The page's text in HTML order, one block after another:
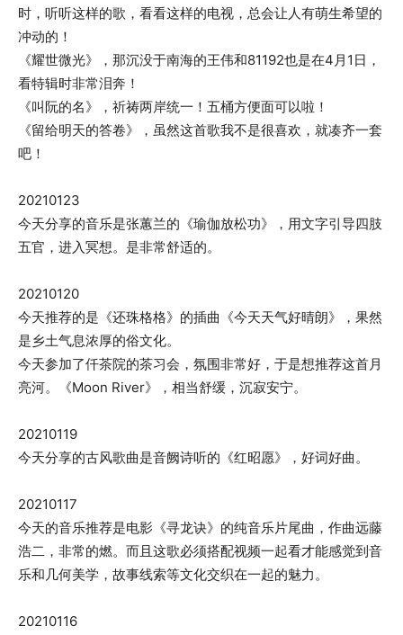
时，听听这样的歌，看看这样的电视，总会让人有萌生希望的
冲动的！
《耀世微光》，那沉没于南海的王伟和81192也是在4月1日，
看特辑时非常泪奔！
《叫阮的名》，祈祷两岸统一！五桶方便面可以啦！
《留给明天的答卷》，虽然这首歌我不是很喜欢，就凑齐一套
吧！
20210123
今天分享的音乐是张蕙兰的《瑜伽放松功》，用文字引导四肢
五官，进入冥想。是非常舒适的。
20210120
今天推荐的是《还珠格格》的插曲《今天天气好晴朗》，果然
是乡土气息浓厚的俗文化。
今天参加了仟茶院的茶习会，氛围非常好，于是想推荐这首月
亮河。《Moon River》，相当舒缓，沉寂安宁。
20210119
今天分享的古风歌曲是音阙诗听的《红昭愿》，好词好曲。
20210117
今天的音乐推荐是电影《寻龙诀》的纯音乐片尾曲，作曲远藤
浩二，非常的燃。而且这歌必须搭配视频一起看才能感觉到音
乐和几何美学，故事线索等文化交织在一起的魅力。
20210116